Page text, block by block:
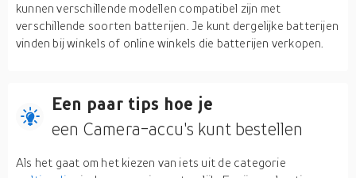
kunnen verschillende modellen compatibel zijn met
verschillende soorten batterijen. Je kunt dergelijke batterijen
vinden bij winkels of online winkels die batterijen verkopen.
Een paar tips hoe je
een Camera-accu's kunt bestellen
Als het gaat om het kiezen van iets uit de categorie